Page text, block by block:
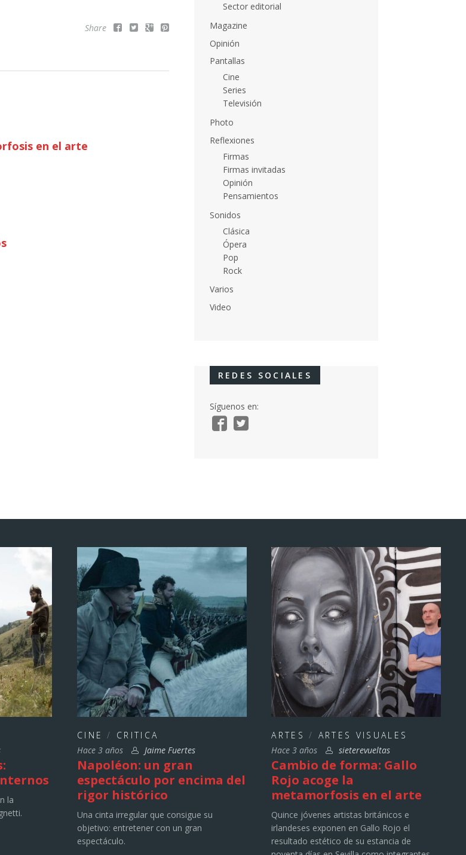
Share
en el arte
Sector editorial
Magazine
Opinión
Pantallas
Cine
Series
Televisión
Photo
Reflexiones
Firmas
Firmas invitadas
Opinión
Pensamientos
Sonidos
Clásica
Ópera
Pop
Rock
Varios
Video
REDES SOCIALES
Síguenos en:
la
CINE / CRITICA
Hace 3 años
Jaime Fuertes
Napoléon: un gran
espectáculo por encima del
rigor histórico
Una cinta irregular que consigue su
objetivo: entretener con un gran
espectáculo.
ARTES / ARTES VISUALES
Hace 3 años
sieterevueltas
Cambio de forma: Gallo
Rojo acoge la
metamorfosis en el arte
Quince jóvenes artistas británicos e
irlandeses exponen en Gallo Rojo el
resultado estético de su estancia de